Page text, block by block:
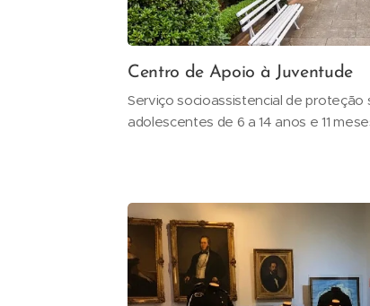
Centro de Apoio à Juventude
Serviço socioassistencial de proteção
adolescentes de 6 a 14 anos e 11